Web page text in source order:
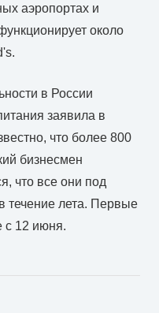
аэропортах и
около
в России
заявила в
что более 800
бизнесмен
что все они под
течение лета. Первые
с 12 июня.